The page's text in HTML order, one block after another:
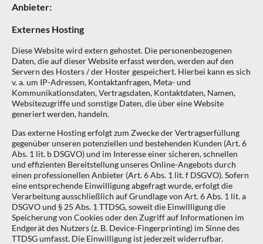
Anbieter:
Externes Hosting
Diese Website wird extern gehostet. Die personenbezogenen
Daten, die auf dieser Website erfasst werden, werden auf den
Servern des Hosters / der Hoster gespeichert. Hierbei kann es sich
v. a. um IP-Adressen, Kontaktanfragen, Meta- und
Kommunikationsdaten, Vertragsdaten, Kontaktdaten, Namen,
Websitezugriffe und sonstige Daten, die über eine Website
generiert werden, handeln.
Das externe Hosting erfolgt zum Zwecke der Vertragserfüllung
gegenüber unseren potenziellen und bestehenden Kunden (Art. 6
Abs. 1 lit. b DSGVO) und im Interesse einer sicheren, schnellen
und effizienten Bereitstellung unseres Online-Angebots durch
einen professionellen Anbieter (Art. 6 Abs. 1 lit. f DSGVO). Sofern
eine entsprechende Einwilligung abgefragt wurde, erfolgt die
Verarbeitung ausschließlich auf Grundlage von Art. 6 Abs. 1 lit. a
DSGVO und § 25 Abs. 1 TTDSG, soweit die Einwilligung die
Speicherung von Cookies oder den Zugriff auf Informationen im
Endgerät des Nutzers (z. B. Device-Fingerprinting) im Sinne des
TTDSG umfasst. Die Einwilligung ist jederzeit widerrufbar.